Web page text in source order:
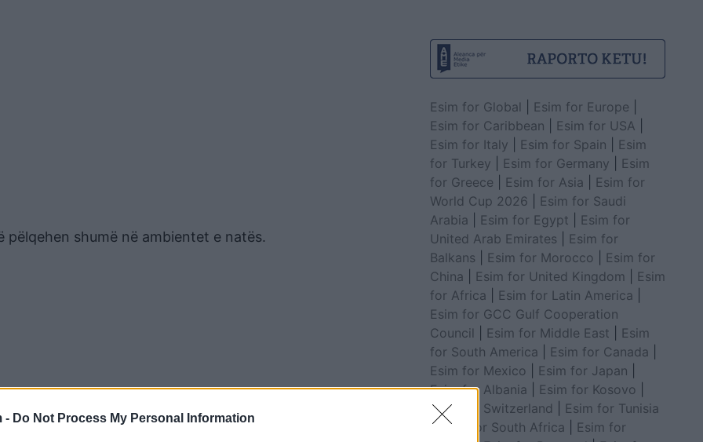
- Do Not Process My Personal Information
shumë në ambientet e natës.
Esim for Global Esim for Europe
Esim for Caribbean
Esim for USA
Esim for Italy
Esim for Spain
Esim
for Turkey
Esim for Germany
Esim
for Greece
Esim for Asia
Esim for
World Cup 2026
Esim for Saudi
Arabia
Esim for Egypt
Esim for
United Arab Emirates
Esim for
Balkans
Esim for Morocco
Esim for
China
Esim for United Kingdom
Esim
for Africa
Esim for Latin America
Esim for GCC Gulf Cooperation
Council
Esim for Middle East
Esim
for South America
Esim for Canada
Esim for Mexico
Esim for Japan
Esim for Albania
Esim for Kosovo
Esim for Switzerland
Esim for Tunisia
| Esim for South Africa
Esim for